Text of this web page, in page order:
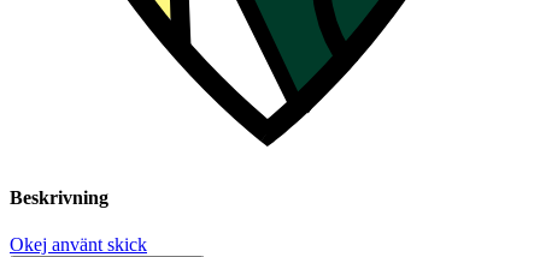
Beskrivning
Okej använt skick